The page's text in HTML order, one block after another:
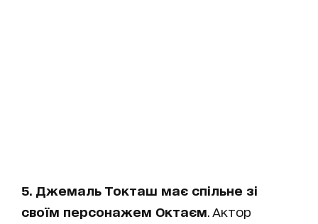
5. Джемаль Токташ має спільне зі
своїм персонажем Октаєм . Актор